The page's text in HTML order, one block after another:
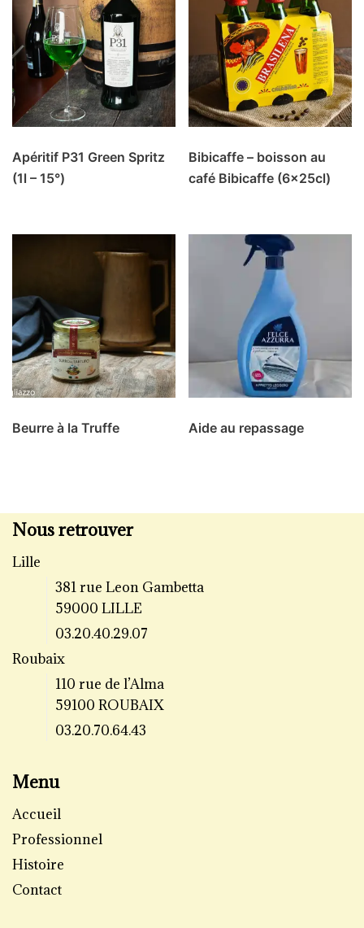
Apéritif P31 Green Spritz
(1l – 15°)
Bibicaffe – boisson au
café Bibicaffe (6x25cl)
Beurre à la Truffe Aide au repassage
Nous retrouver
Lille
381 rue Leon Gambetta
59000 LILLE
03.20.40.29.07
Roubaix
110 rue de l’Alma
59100 ROUBAIX
03.20.70.64.43
Menu
Accueil
Professionnel
Histoire
Contact